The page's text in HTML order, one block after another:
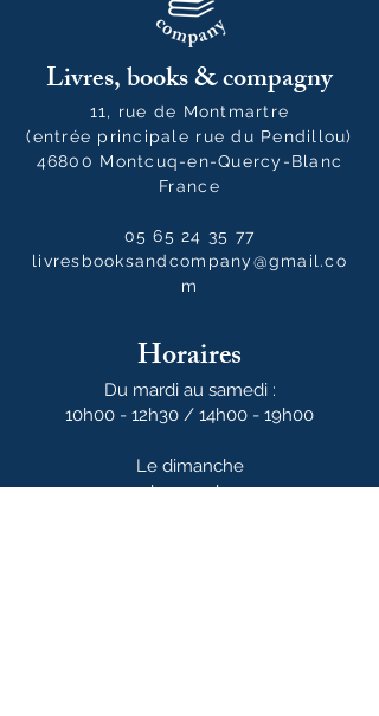
Livres, books & compagny
11, rue de Montmartre
(entrée principale rue du Pendillou)
46800 Montcuq-en-Quercy-Blanc
France
05 65 24 35 77
livresbooksandcompany@gmail.co
m
Horaires
Du mardi au samedi :
10h00 - 12h30 / 14h00 - 19h00
Le dimanche
10h00 - 14h00